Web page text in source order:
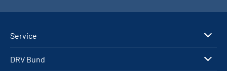
Service
DRV Bund